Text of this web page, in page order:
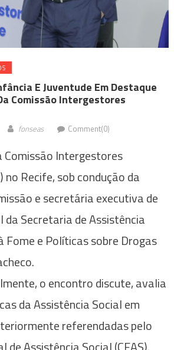
E Juventude Em Destaque
Comissão Intergestores
fonseas Comment(0)
Comissão Intergestores
Recife, sob condução da
e secretária executiva de
da Secretaria de Assistência
Fome e Políticas sobre Drogas
o encontro discute, avalia
da Assistência Social em
referendadas pelo